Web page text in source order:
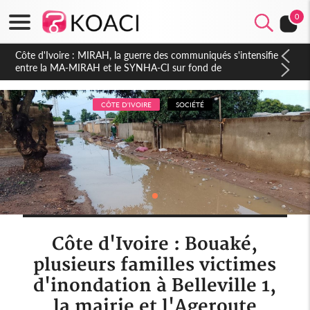
0
Côte d'Ivoire : Indépendance 2026, Thiam plaide pour un
environnement démocratique plus apaisé
CÔTE D'IVOIRE SOCIÉTÉ
Côte d'Ivoire : Bouaké,
plusieurs familles victimes
d'inondation à Belleville 1,